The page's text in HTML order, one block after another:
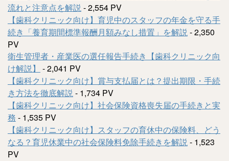
流れと注意点を解説- 2,554 PV
【歯科クリニック向け】育児中のスタッフの年金を守る手
続き「養育期間標準報酬月額みなし措置」を解説- 2,350
PV
衛生管理者・産業医の選任報告手続き【歯科クリニック向
け解説】
- 2,041 PV
【歯科クリニック向け】賞与支払届とは？提出期限・手続
き方法を徹底解説- 1,734 PV
【歯科クリニック向け】社会保険資格喪失届の手続きと実
務 - 1,535 PV
【歯科クリニック向け】スタッフの育休中の保険料、どう
なる？育児休業中の社会保険料免除手続きを解説- 1,523
PV